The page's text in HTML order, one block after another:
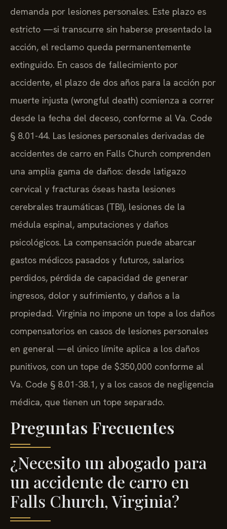
demanda por lesiones personales. Este plazo es
estricto —si transcurre sin haberse presentado la
acción, el reclamo queda permanentemente
extinguido. En casos de fallecimiento por
accidente, el plazo de dos años para la acción por
muerte injusta (wrongful death) comienza a correr
desde la fecha del deceso, conforme al Va. Code
§ 8.01-44. Las lesiones personales derivadas de
accidentes de carro en Falls Church comprenden
una amplia gama de daños: desde latigazo
cervical y fracturas óseas hasta lesiones
cerebrales traumáticas (TBI), lesiones de la
médula espinal, amputaciones y daños
psicológicos. La compensación puede abarcar
gastos médicos pasados y futuros, salarios
perdidos, pérdida de capacidad de generar
ingresos, dolor y sufrimiento, y daños a la
propiedad. Virginia no impone un tope a los daños
compensatorios en casos de lesiones personales
en general —el único límite aplica a los daños
punitivos, con un tope de $350,000 conforme al
Va. Code § 8.01-38.1, y a los casos de negligencia
médica, que tienen un tope separado.
Preguntas Frecuentes
¿Necesito un abogado para
un accidente de carro en
Falls Church, Virginia?